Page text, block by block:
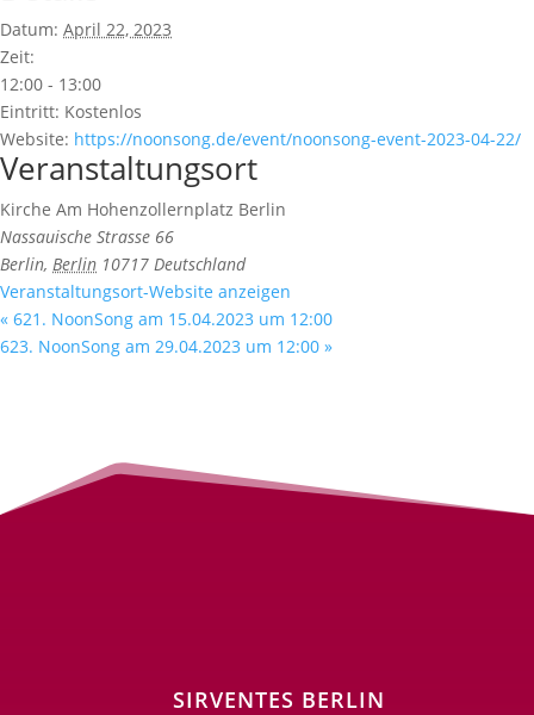
Datum: April 22, 2023
Zeit:
12:00 - 13:00
Eintritt: Kostenlos
Website: https://noonsong.de/event/noonsong-event-2023-04-22/
Veranstaltungsort
Kirche Am Hohenzollernplatz Berlin
Nassauische Strasse 66
Berlin, Berlin 10717 Deutschland
Veranstaltungsort-Website anzeigen
« 621. NoonSong am 15.04.2023 um 12:00
623. NoonSong am 29.04.2023 um 12:00 »
SIRVENTES BERLIN